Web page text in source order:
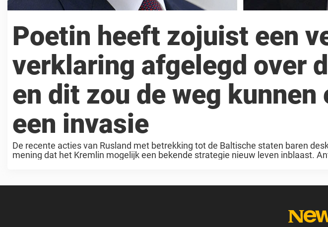
Poetin heeft zojuist een
verklaring afgelegd over
en dit zou de weg
een invasie
De recente acties van Rusland met betrekking tot de Baltische staten baren
mening dat het Kremlin mogelijk een bekende strategie nieuw leven inblaast.